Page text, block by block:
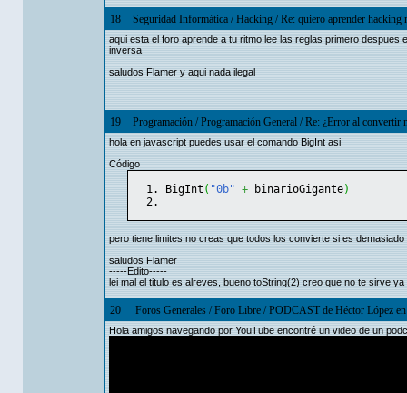
18 Seguridad Informática/Hacking/Re: quiero aprender hacking
aqui esta el foro aprende a tu ritmo lee las reglas primero
inversa
saludos Flamer y aqui nada ilegal
19 Programación/Programación General/Re: ¿Error al convertir
hola en javascript puedes usar el comando BigInt asi
Código
BigInt ( "0b" + binarioGigante)
pero tiene limites no creas que todos los convierte si es demasiado
saludos Flamer
-----Edito-----
lei mal el titulo es alreves, bueno toString(2) creo que no te sirve
20 Foros Generales/Foro Libre/PODCAST de Héctor López
Hola amigos navegando por YouTube encontré un video de un